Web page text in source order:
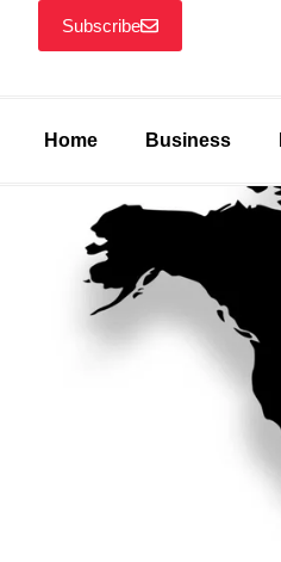
Subscribe
Home Business